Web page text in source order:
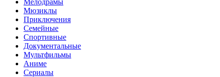
Мюзиклы
Приключения
Семейные
Спортивные
Документальные
Мультфильмы
Аниме
Сериалы